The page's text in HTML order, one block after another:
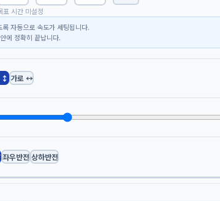
표 시간 미설정
자동으로 속도가 세팅됩니다.
에 정확히 끝납니다.
↕ 가로 ↔
좌우반전 상하반전